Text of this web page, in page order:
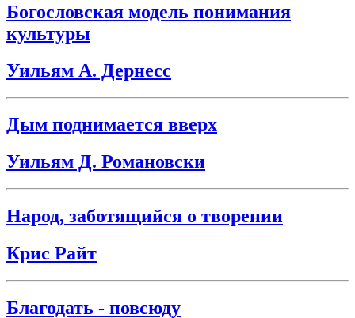
Богословская модель понимания
культуры
Уильям А. Дернесс
Дым поднимается вверх
Уильям Д. Романовски
Народ, заботящийся о творении
Крис Райт
Благодать - повсюду